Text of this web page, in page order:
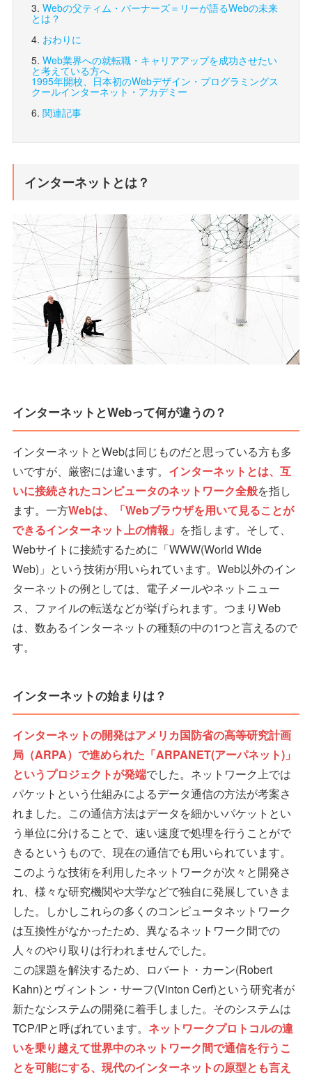
Webの父ティム・バーナーズ＝リーが語るWebの未来
とは？
おわりに
Web業界への就転職・キャリアアップを成功させたい
と考えている方へ
1995年開校、日本初のWebデザイン・プログラミングス
クールインターネット・アカデミー
関連記事
インターネットとは？
インターネットとWebって何が違うの？
インターネットとWebは同じものだと思っている方も多
いですが、厳密には違います。 インターネットとは、互
いに接続されたコンピュータのネットワーク全般を指し
ます。一方Webは、「Webブラウザを用いて見ることが
できるインターネット上の情報」 を指します。そして、
Webサイトに接続するために「WWW(World Wide
Web)」という技術が用いられています。Web以外のイン
ターネットの例としては、電子メールやネットニュー
ス、ファイルの転送などが挙げられます。つまりWeb
は、数あるインターネットの種類の中の1つと言えるので
す。
インターネットの始まりは？
インターネットの開発はアメリカ国防省の高等研究計画
局（ARPA）で進められた「ARPANET(アーパネット)」
というプロジェクトが発端でした。ネットワーク上では
パケットという仕組みによるデータ通信の方法が考案さ
れました。この通信方法はデータを細かいパケットとい
う単位に分けることで、速い速度で処理を行うことがで
きるというもので、現在の通信でも用いられています。
このような技術を利用したネットワークが次々と開発さ
れ、様々な研究機関や大学などで独自に発展していきま
した。しかしこれらの多くのコンピュータネットワーク
は互換性がなかったため、異なるネットワーク間での
人々のやり取りは行われませんでした。
この課題を解決するため、ロバート・カーン(Robert
Kahn)とヴィントン・サーフ(Vinton Cerf)という研究者が
新たなシステムの開発に着手しました。そのシステムは
TCP/IPと呼ばれています。 ネットワークプロトコルの違
いを乗り越えて世界中のネットワーク間で通信を行うこ
とを可能にする、現代のインターネットの原型とも言え